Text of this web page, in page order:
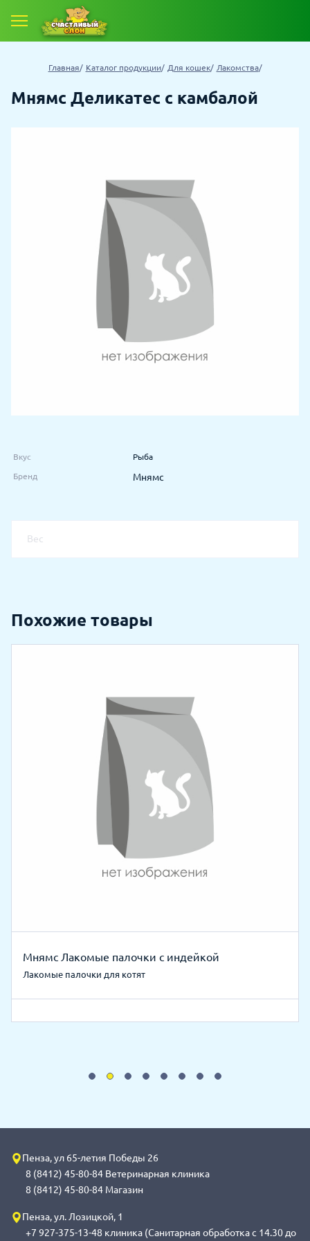
Главная Каталог продукции Для кошек Лакомства
Мнямс Деликатес с камбалой
Вкус Рыба
Бренд Мнямс
Вес
Похожие товары
Мнямс Лакомые палочки с индейкой
Лакомые палочки для котят
Пенза, ул 65-летия Победы 26
8 (8412) 45-80-84 Ветеринарная клиника
8 (8412) 45-80-84 Магазин
Пенза, ул. Лозицкой, 1
+7 927-375-13-48 клиника (Санитарная обработка с 14.30 до